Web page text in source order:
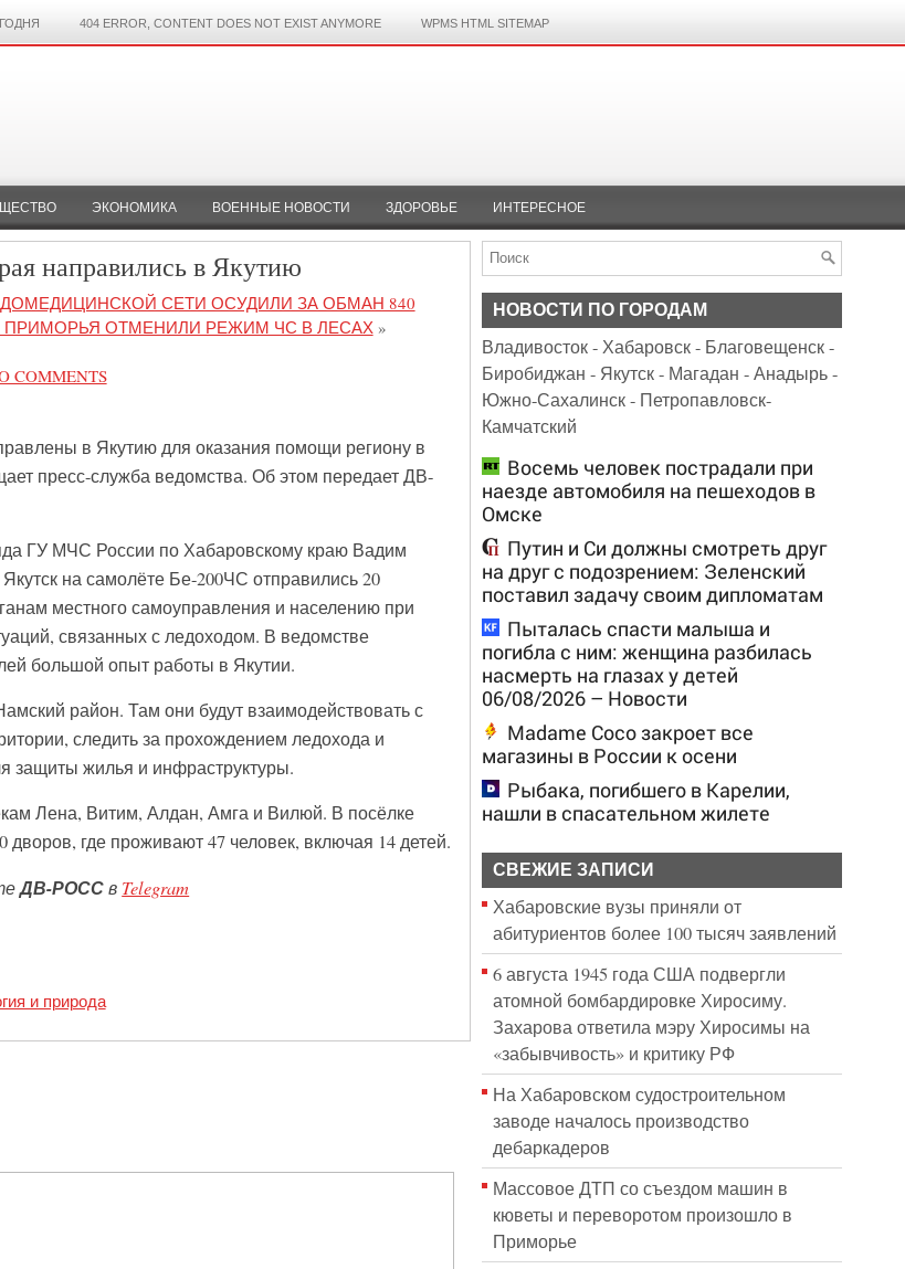
404 ERROR, CONTENT DOES NOT EXIST ANYMORE WPMS HTML SITEMAP
ЭКОНОМИКА ВОЕННЫЕ НОВОСТИ ЗДОРОВЬЕ ИНТЕРЕСНОЕ
направились в Якутию
СЕТИ ОСУДИЛИ ЗА ОБМАН 840
ПРИМОРЬЯ ОТМЕНИЛИ РЕЖИМ ЧС В ЛЕСАХ»
COMMENTS
в Якутию для оказания помощи региону в
пресс-служба ведомства. Об этом передает ДВ-
ГУ МЧС России по Хабаровскому краю Вадим
на самолёте Бе-200ЧС отправились 20
местного самоуправления и населению при
связанных с ледоходом. В ведомстве
большой опыт работы в Якутии.
район. Там они будут взаимодействовать с
следить за прохождением ледохода и
защиты жилья и инфраструктуры.
Лена, Витим, Алдан, Амга и Вилюй. В посёлке
где проживают 47 человек, включая 14 детей.
ДВ-РОССв Telegram
и природа
НОВОСТИ ПО ГОРОДАМ
Владивосток-Хабаровск- Благовещенск-
Биробиджан - Якутск- Магадан -Анадырь-
Южно-Сахалинск- Петропавловск-
Камчатский
Восемь человек пострадали при
наезде автомобиля на пешеходов в
Омске
Путин и Си должны смотреть друг
на друг с подозрением: Зеленский
поставил задачу своим дипломатам
Пыталась спасти малыша и
погибла с ним: женщина разбилась
насмерть на глазах у детей
06/08/2026 – Новости
Madame Coco закроет все
магазины в России к осени
Рыбака, погибшего в Карелии,
нашли в спасательном жилете
СВЕЖИЕ ЗАПИСИ
Хабаровские вузы приняли от
абитуриентов более 100 тысяч заявлений
6 августа 1945 года США подвергли
атомной бомбардировке Хиросиму.
Захарова ответила мэру Хиросимы на
«забывчивость» и критику РФ
На Хабаровском судостроительном
заводе началось производство
дебаркадеров
Массовое ДТП со съездом машин в
кюветы и переворотом произошло в
Приморье